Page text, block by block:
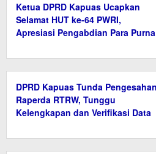
Ketua DPRD Kapuas Ucapkan
Selamat HUT ke-64 PWRI,
Apresiasi Pengabdian Para Purna
DPRD Kapuas Tunda Pengesahan
Raperda RTRW, Tunggu
Kelengkapan dan Verifikasi Data